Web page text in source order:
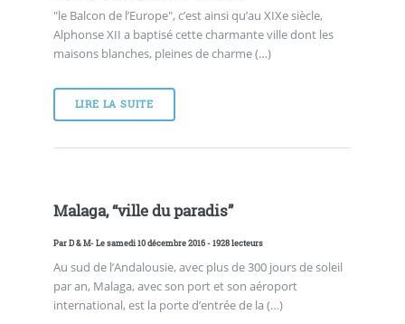
"le Balcon de l’Europe", c’est ainsi qu’au XIXe siècle,
Alphonse XII a baptisé cette charmante ville dont les
maisons blanches, pleines de charme (…)
LIRE LA SUITE
Malaga, “ville du paradis”
ParD & M- Le samedi 10 décembre 2016 - 1928 lecteurs
Au sud de l’Andalousie, avec plus de 300 jours de soleil
par an, Malaga, avec son port et son aéroport
international, est la porte d’entrée de la (…)